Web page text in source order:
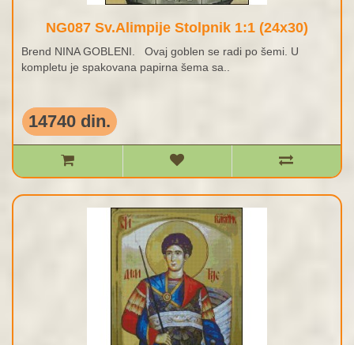
NG087 Sv.Alimpije Stolpnik 1:1 (24x30)
Brend NINA GOBLENI. Ovaj goblen se radi po šemi. U
kompletu je spakovana papirna šema sa..
14740 din.